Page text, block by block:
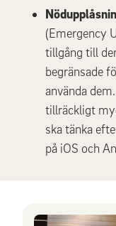
(Emergency
tillgång till
begränsade
använda
tillräckligt
ska tänka
på iOS och